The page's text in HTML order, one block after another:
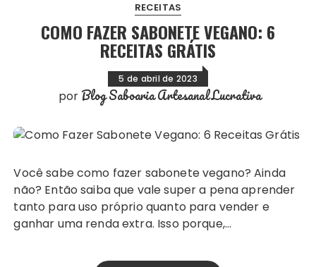
RECEITAS
COMO FAZER SABONETE VEGANO: 6
RECEITAS GRÁTIS
5 de abril de 2023
por Blog Saboaria Artesanal Lucrativa
Você sabe como fazer sabonete vegano? Ainda
não? Então saiba que vale super a pena aprender
tanto para uso próprio quanto para vender e
ganhar uma renda extra. Isso porque,…